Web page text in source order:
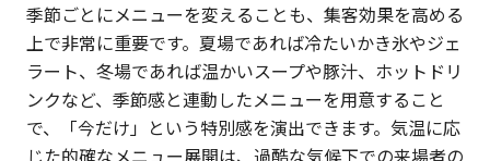
季節ごとにメニューを変えることも、集客効果を高める
上で非常に重要です。夏場であれば冷たいかき氷やジェ
ラート、冬場であれば温かいスープや豚汁、ホットドリ
ンクなど、季節感と連動したメニューを用意すること
で、「今だけ」という特別感を演出できます。気温に応